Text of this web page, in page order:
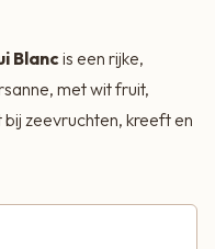
Blancis een rijke,
met wit fruit,
zeevruchten, kreeft en